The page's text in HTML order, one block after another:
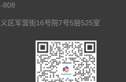
808
区军营街16号院7号5层525室